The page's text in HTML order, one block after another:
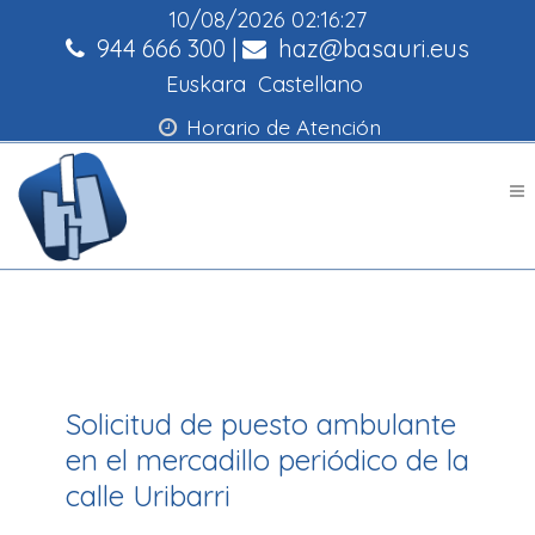
10/08/2026 02:16:27
944 666 300 | haz@basauri.eus
Euskara Castellano
Horario de Atención